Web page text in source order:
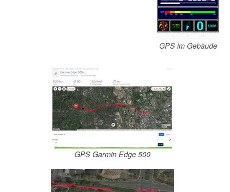
GPS im Gebäude
GPS Garmin Edge 500